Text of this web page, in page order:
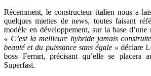
Récemment, le constructeur italien nous a
quelques miettes de news, toutes faisant
modèle en développement, sur la base
« C’est la meilleure hybride jamais
beauté et du puissance sans égale » déclare
boss Ferrari, précisant qu’elle se placera
Superfast.